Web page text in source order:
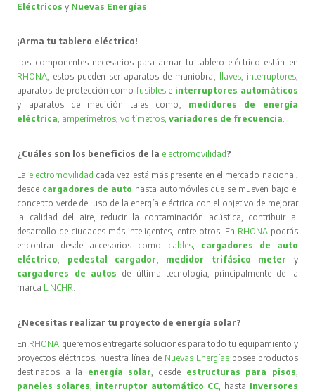
Eléctricos y Nuevas Energías
¡Arma tu tablero eléctrico!
Los componentes necesarios para armar tu tablero eléctrico están en
RHONA , estos pueden ser aparatos de maniobra; llaves, interruptores,
aparatos de protección comofusibles e interruptores automáticos
y aparatos de medición tales como; medidores de energía
eléctrica amperímetros ,voltímetros ,variadores de frecuencia
¿Cuáles son los beneficios de la electromovilidad?
La electromovilidad cada vez está más presente en el mercado nacional,
desde cargadores de auto hasta automóviles que se mueven bajo el
concepto verde del uso de la energía eléctrica con el objetivo de mejorar
la calidad del aire, reducir la contaminación acústica, contribuir al
desarrollo de ciudades más inteligentes, entre otros. En RHONA podrás
encontrar desde accesorios como cables, cargadores de auto
eléctrico
pedestal cargador medidor trifásico meter
y
cargadores de autos de última tecnología, principalmente de la
marca LINCHR
¿Necesitas realizar tu proyecto de energía solar?
En RHONA queremos entregarte soluciones para todo tu equipamiento y
proyectos eléctricos, nuestra línea de Nuevas Energíasposee productos
destinados a la energía solar , desde estructuras para pisos
paneles solares
interruptor automático CC, hasta Inversores